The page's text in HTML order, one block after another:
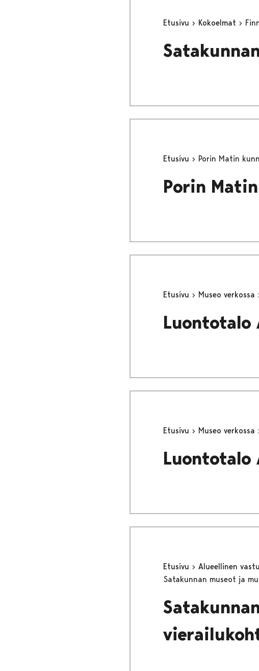
Etusivu Kokoelmat
Etusivu Porin Matin
Porin
Etusivu Museo verkossa
Luontotalo
Etusivu Museo verkossa
Etusivu Alueellinen
Satakunnan museot ja